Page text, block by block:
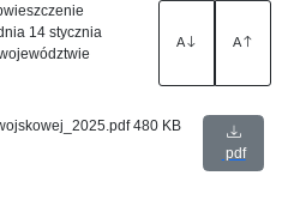
14 stycznia
A A
480 KB
pdf